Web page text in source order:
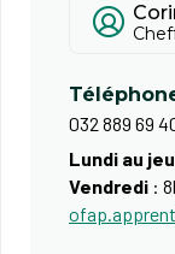
032 889 69
Lundi au
Vendredi :